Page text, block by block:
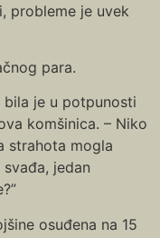
probleme je uvek
para.
bila je u potpunosti
komšinica. – Niko
strahota mogla
jedan
osuđena na 15